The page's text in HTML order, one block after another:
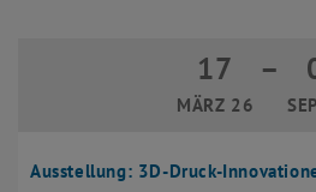
Ausstellung: 3D-Druck-
17
MÄRZ 26
17
–